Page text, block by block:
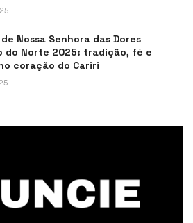
Nossa Senhora das Dores
do Norte 2025: tradição, fé e
coração do Cariri